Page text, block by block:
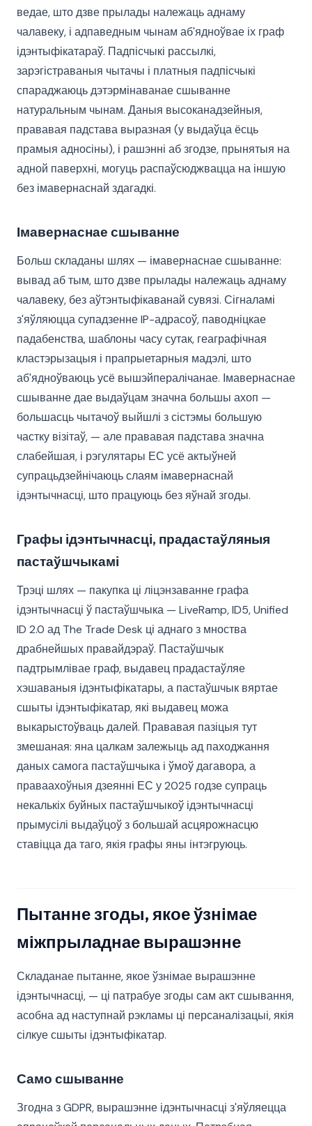
ведае, што дзве прылады належаць аднаму
чалавеку, і адпаведным чынам аб'ядноўвае іх граф
ідэнтыфікатараў. Падпісчыкі рассылкі,
зарэгістраваныя чытачы і платныя падпісчыкі
спараджаюць дэтэрмінаванае сшыванне
натуральным чынам. Даныя высоканадзейныя,
прававая падстава выразная (у выдаўца ёсць
прамыя адносіны), і рашэнні аб згодзе, прынятыя на
адной паверхні, могуць распаўсюджвацца на іншую
без імавернаснай здагадкі.
Імавернаснае сшыванне
Больш складаны шлях — імавернаснае сшыванне:
вывад аб тым, што дзве прылады належаць аднаму
чалавеку, без аўтэнтыфікаванай сувязі. Сігналамі
з'яўляюцца супадзенне IP-адрасоў, паводніцкае
падабенства, шаблоны часу сутак, геаграфічная
кластэрызацыя і прапрыетарныя мадэлі, што
аб'ядноўваюць усё вышэйпералічанае. Імавернаснае
сшыванне дае выдаўцам значна большы ахоп —
большасць чытачоў выйшлі з сістэмы большую
частку візітаў, — але прававая падстава значна
слабейшая, і рэгулятары ЕС усё актыўней
супрацьдзейнічаюць слаям імавернаснай
ідэнтычнасці, што працуюць без яўнай згоды.
Графы ідэнтычнасці, прадастаўляныя
пастаўшчыкамі
Трэці шлях — пакупка ці ліцэнзаванне графа
ідэнтычнасці ў пастаўшчыка — LiveRamp, ID5, Unified
ID 2.0 ад The Trade Desk ці аднаго з мноства
драбнейшых правайдэраў. Пастаўшчык
падтрымлівае граф, выдавец прадастаўляе
хэшаваныя ідэнтыфікатары, а пастаўшчык вяртае
сшыты ідэнтыфікатар, які выдавец можа
выкарыстоўваць далей. Прававая пазіцыя тут
змешаная: яна цалкам залежыць ад паходжання
даных самога пастаўшчыка і ўмоў дагавора, а
праваахоўныя дзеянні ЕС у 2025 годзе супраць
некалькіх буйных пастаўшчыкоў ідэнтычнасці
прымусілі выдаўцоў з большай асцярожнасцю
ставіцца да таго, якія графы яны інтэгруюць.
Пытанне згоды, якое ўзнімае
міжпрыладнае вырашэнне
Складанае пытанне, якое ўзнімае вырашэнне
ідэнтычнасці, — ці патрабуе згоды сам акт сшывання,
асобна ад наступнай рэкламы ці персаналізацыі, якія
сілкуе сшыты ідэнтыфікатар.
Само сшыванне
Згодна з GDPR, вырашэнне ідэнтычнасці з'яўляецца